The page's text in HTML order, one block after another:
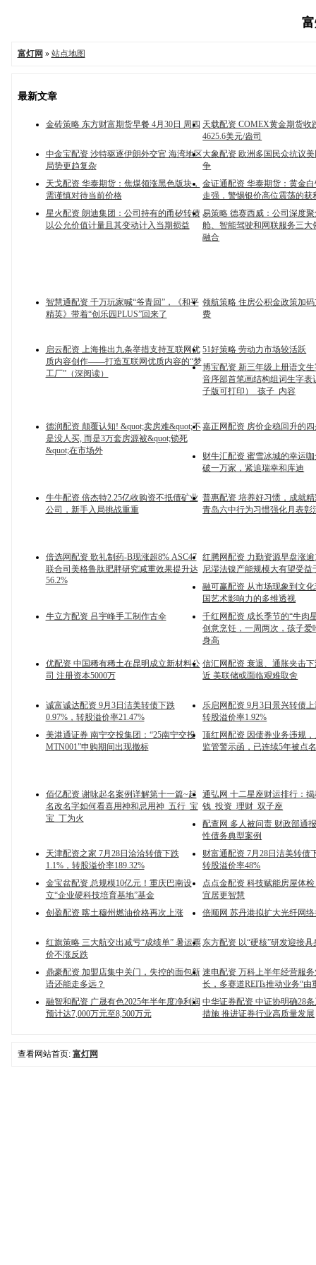
富灯网 » 站点地图
最新文章
金砖策略 东方财富期货早餐 4月30日 周四 天载配资 COMEX黄金期货收
4625.6美元/盎司
中金宝配资 沙特驱逐伊朗外交官 海湾地区
局势更趋复杂
大象配资 欧洲多国民众抗议
争
天戈配资 华泰期货：焦煤领涨黑色版块，
需谨慎对待当前价格
金证通配资 华泰期货：黄金
走强，警惕银价高位震荡的获
星火配资 朗迪集团：公司持有的甬矽转债
以公允价值计量且其变动计入当期损益
易策略 德赛西威：公司深度
舱、智能驾驶和网联服务三大
融合
智慧通配资 千万玩家喊“爷青回”，《和平
精英》带着“创乐园PLUS”回来了
领航策略 住房公积金政策加
费
启云配资 上海推出九条举措支持互联网优
质内容创作——打造互联网优质内容的“梦
工厂”（深阅读）
51好策略 劳动力市场较活跃
博宝配资 新三年级上册语文
音序部首笔画结构组词生字表
子版可打印）_孩子_内容
德润配资 颠覆认知! &quot;卖房难&quot;不
是没人买, 而是3万套房源被&quot;锁死
&quot;在市场外
嘉正网配资 房价企稳回升的
财牛汇配资 蜜雪冰城的幸运
破一万家，紧追瑞幸和库迪
牛牛配资 倍杰特2.25亿收购资不抵债矿业
公司，新手入局挑战重重
普惠配资 培养好习惯，成就
青岛六中行为习惯强化月表彰
倍选网配资 歌礼制药-B现涨超8% ASC47
联合司美格鲁肽肥胖研究减重效果提升达
56.2%
红腾网配资 力勤资源早盘涨
尼湿法镍产能规模大有望受益
融可赢配资 从市场现象到文
国艺术影响力的多维透视
牛立方配资 吕宇峰手工制作古伞
千红网配资 成长季节的“牛肉
创意烹饪，一周两次，孩子爱
身高
优配资 中国稀有稀土在昆明成立新材料公
司 注册资本5000万
信汇网配资 衰退、通胀夹击
近 美联储或面临艰难取舍
诚富诚达配资 9月3日洁美转债下跌
0.97%，转股溢价率21.47%
乐启网配资 9月3日景兴转债上
转股溢价率1.92%
美港通证券 南宁交投集团：“25南宁交投
MTN001”申购期间出现撤标
顶红网配资 因债券业务违规
监管警示函，已连续5年被点
佰亿配资 谢咏起名案例详解第十一篇~起
名改名字如何看喜用神和忌用神_五行_宝
宝_丁为火
通弘网 十二星座财运排行：
钱_投资_理财_双子座
配查网 多人被问责 财政部通
性债务典型案例
天津配资之家 7月28日洽洽转债下跌
1.1%，转股溢价率189.32%
财富通配资 7月28日洁美转债
转股溢价率48%
金宝盆配资 总规模10亿元！重庆巴南设
立“企业硬科技培育基地”基金
点点金配资 科技赋能房屋体
宜居更智慧
创盈配资 喀土穆州燃油价格再次上涨
倍顺网 苏丹港拟扩大光纤网
红旗策略 三大航交出减亏“成绩单” 暑运票
价不涨反跌
东方配资 以“硬核”研发迎接
鼎豪配资 加盟店集中关门，失控的面包新
语还能走多远？
速电配资 万科上半年经营服
长，多赛道REITs推动业务“由
融智和配资 广晟有色2025年半年度净利润
预计达7,000万元至8,500万元
中华证券配资 中证协明确28
措施 推进证券行业高质量发展
查看网站首页: 富灯网